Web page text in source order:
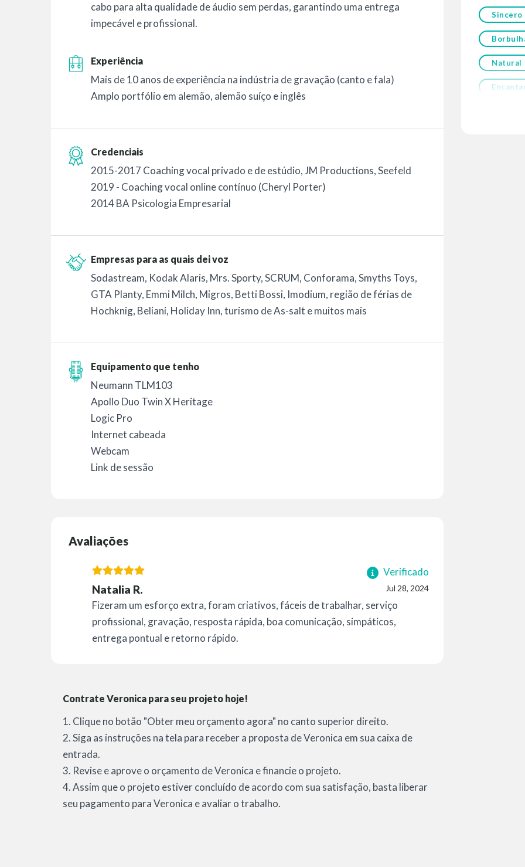
cabo para alta qualidade de áudio sem perdas, garantindo uma entrega
impecável e profissional.
Experiência
Mais de 10 anos de experiência na indústria de gravação (canto e fala)
Amplo portfólio em alemão, alemão suíço e inglês
Credenciais
2015-2017 Coaching vocal privado e de estúdio, JM Productions, Seefeld
2019 - Coaching vocal online contínuo (Cheryl Porter)
2014 BA Psicologia Empresarial
Empresas para as quais dei voz
Sodastream, Kodak Alaris, Mrs. Sporty, SCRUM, Conforama, Smyths Toys,
GTA Planty, Emmi Milch, Migros, Betti Bossi, Imodium, região de férias de
Hochknig, Beliani, Holiday Inn, turismo de As-salt e muitos mais
Equipamento que tenho
Neumann TLM103
Apollo Duo Twin X Heritage
Logic Pro
Internet cabeada
Webcam
Link de sessão
Avaliações
Verificado
Jul 28, 2024
Natalia R.
Fizeram um esforço extra, foram criativos, fáceis de trabalhar, serviço
profissional, gravação, resposta rápida, boa comunicação, simpáticos,
entrega pontual e retorno rápido.
Contrate Veronica para seu projeto hoje!
1. Clique no botão "Obter meu orçamento agora" no canto superior direito.
2. Siga as instruções na tela para receber a proposta de Veronica em sua caixa de
entrada.
3. Revise e aprove o orçamento de Veronica e financie o projeto.
4. Assim que o projeto estiver concluído de acordo com sua satisfação, basta liberar
seu pagamento para Veronica e avaliar o trabalho.
Sincero
Natural